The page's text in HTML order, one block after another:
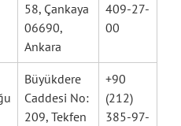
58, Çankaya
06690,
Ankara
409-27-
00
Büyükdere
Caddesi No:
209, Tekfen
+90
(212)
385-97-